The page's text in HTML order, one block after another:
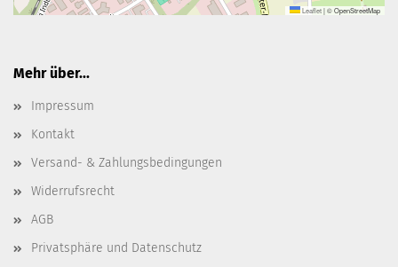
Leaflet|© OpenStreetMap
Mehr über...
Impressum
Kontakt
Versand- & Zahlungsbedingungen
Widerrufsrecht
AGB
Privatsphäre und Datenschutz